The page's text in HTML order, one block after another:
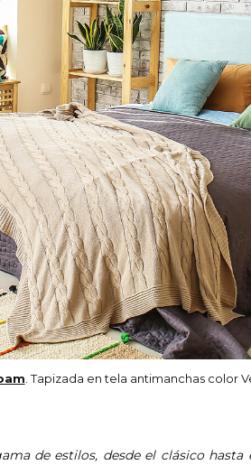
. Tapizada en tela antimanchas color
de estilos, desde el clásico hasta